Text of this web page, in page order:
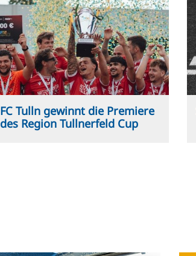
FC Tulln gewinnt die Premiere
des Region Tullnerfeld Cup